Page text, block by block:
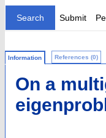
Search Submit
Information References (0)
On a